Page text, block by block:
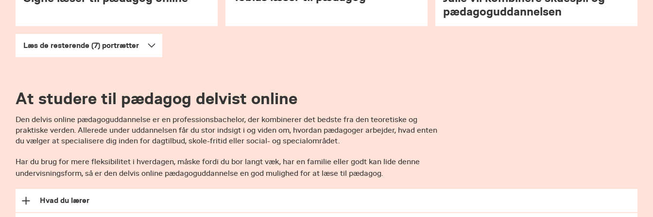
Ansøgning om forlængelse af opholdstilladelse, hvis din opholdstilladelse udløber inden studiestart
Inden du søger ind på pædagoguddannelsen, anbefaler vi, at du orienterer dig i reglerne for ansøgning og optagelse.pædagoguddannelsen
Læs de resterende (7) portrætter
At studere til pædagog delvist online
Den delvis online pædagoguddannelse er en professionsbachelor, der kombinerer det bedste fra den teoretiske og
praktiske verden. Allerede under uddannelsen får du stor indsigt i og viden om, hvordan pædagoger arbejder, hvad enten
du vælger at specialisere dig inden for dagtilbud, skole-fritid eller social- og specialområdet.
Har du brug for mere fleksibilitet i hverdagen, måske fordi du bor langt væk, har en familie eller godt kan lide denne
undervisningsform, så er den delvis online pædagoguddannelse en god mulighed for at læse til pædagog.
Hvad du lærer